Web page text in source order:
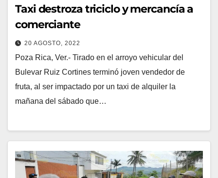
Taxi destroza triciclo y mercancía a
comerciante
20 AGOSTO, 2022
Poza Rica, Ver.- Tirado en el arroyo vehicular del
Bulevar Ruiz Cortines terminó joven vendedor de
fruta, al ser impactado por un taxi de alquiler la
mañana del sábado que…